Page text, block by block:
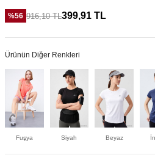
%56 916,10TL399,91 TL
Ürünün Diğer Renkleri
Fuşya Siyah Beyaz